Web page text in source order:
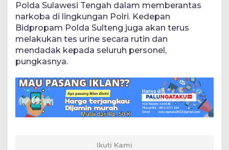
Polda Sulawesi Tengah dalam memberantas
narkoba di lingkungan Polri. Kedepan
Bidpropam Polda Sulteng juga akan terus
melakukan tes urine secara rutin dan
mendadak kepada seluruh personel,
pungkasnya.
Ikuti Kami